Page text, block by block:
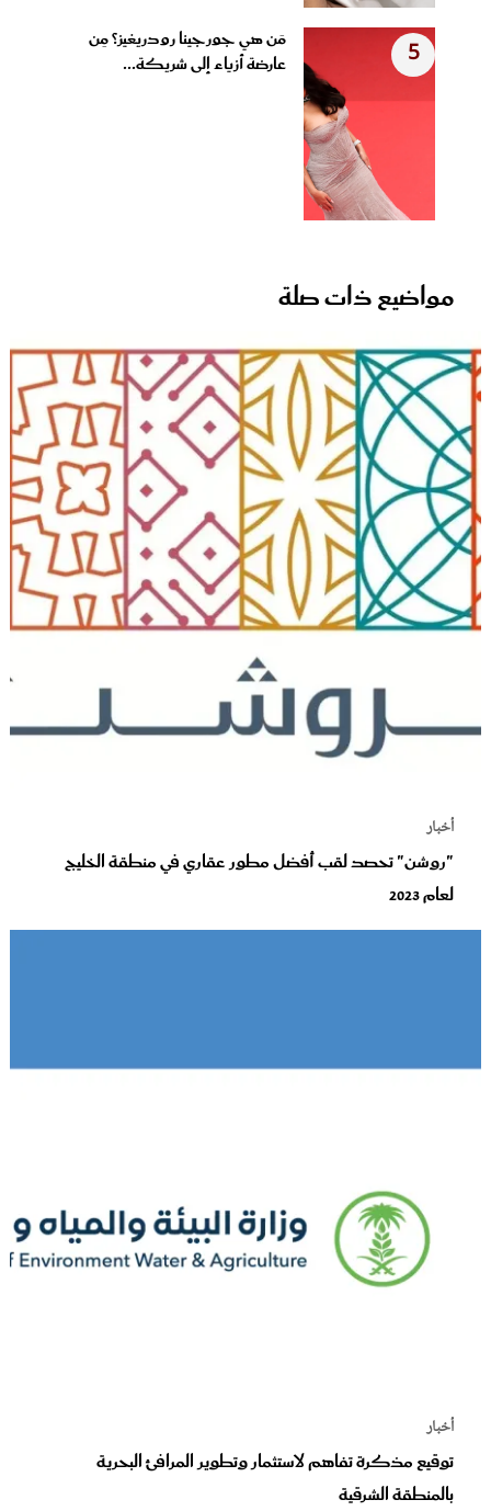
5
مَن هي جورجينا رودريغيز؟ مِن
عارضة أزياء إلى شريكة...
مواضيع ذات صلة
أخبار
"روشن" تحصد لقب أفضل مطور عقاري في منطقة الخليج
لعام 2023
أخبار
توقيع مذكرة تفاهم لاستثمار وتطوير المرافئ البحرية
بالمنطقة الشرقية